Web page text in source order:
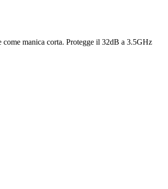
manica corta. Protegge il 32dB a 3.5GHz